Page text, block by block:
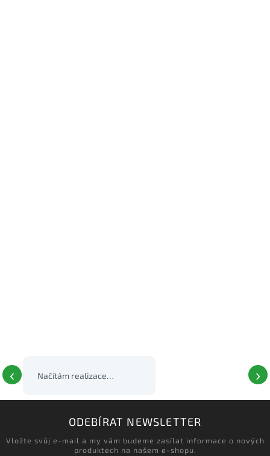
‹ Načítám realizace… ›
ODEBÍRAT NEWSLETTER
Vložte svůj e-mail a my vám budeme zasílat informace o nových
produktech na našem e-shopu.